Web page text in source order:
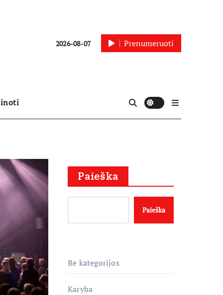
2026-08-07 Prenumeruoti
Paieška
Paieška
Be kategorijos
Karyba